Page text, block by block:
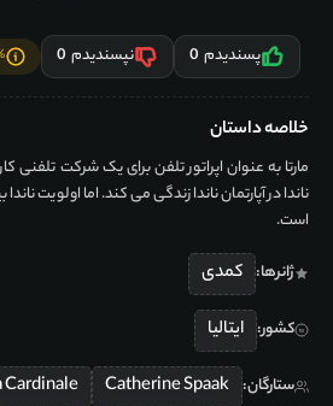
پسندیدم 0 نپسندیدم 0
0%
خلاصه داستان
مارتا به عنوان اپراتور تلفن برای یک شرکت
ناندا در آپارتمان ناندا زندگی می کند. اما اولویت
است.
ژانرها: کمدی
کشور: ایتالیا
ستارگان: Catherine Spaak
Cardinale